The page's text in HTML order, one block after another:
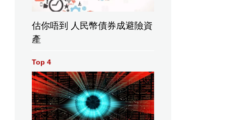
估你唔到 人民幣債券成避險資
產
Top 4